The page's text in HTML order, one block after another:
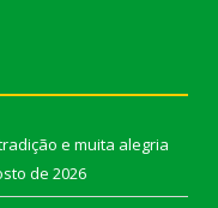
e muita alegria
de 2026